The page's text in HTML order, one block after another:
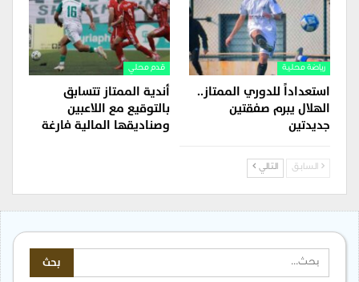
رياضة محلية
استعداداً للدوري الممتاز..
الهلال يبرم صفقتين
جديدتين
قدم محلي
أندية الممتاز تتسابق
بالتوقيع مع اللاعبين
وصناديقها المالية فارغة
السابق التالي